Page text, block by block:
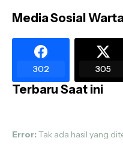
Media Sosial
302 305
Terbaru Saat ini
Error: Tak ada hasil yang